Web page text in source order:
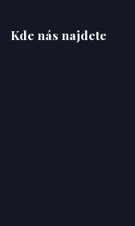
Kde nás najdete